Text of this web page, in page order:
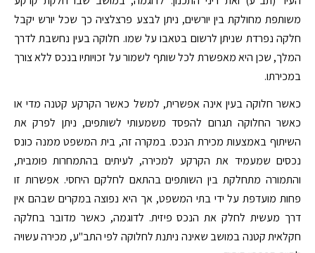
משותפת מחולקת בין יורשים, ניתן לבצע פרצלציה כך שכל יורש יקבל
חלקה נפרדת שניתן לרשום בטאבו על שמו. חלוקה בעין נחשבת לדרך
המלך, שכן היא מאפשרת לכל שותף לשמור על זכויותיו בנכס ללא צורך
במכירתו.
כאשר חלוקה בעין אינה אפשרית, למשל כאשר הקרקע קטנה מדי או
כאשר החלוקה תגרום להפסד משמעותי לשותפים, ניתן לפרק את
השיתוף באמצעות מכירת הנכס. במקרה זה, בית המשפט ממנה כונס
נכסים שמעמיד את הקרקע למכירה, לעיתים בהתמחרות פומבית,
והתמורה מתחלקת בין השותפים בהתאם לחלקם היחסי. אפשרות זו
פחות מועדפת על ידי בתי המשפט, אך היא נפוצה במקרים שבהם אין
דרך מעשית לחלק את הנכס פיזית. לדוגמה, כאשר מדובר בחלקה
חקלאית קטנה במושב שאינה ניתנת לחלוקה לפי התב"ע, מכירה עשויה